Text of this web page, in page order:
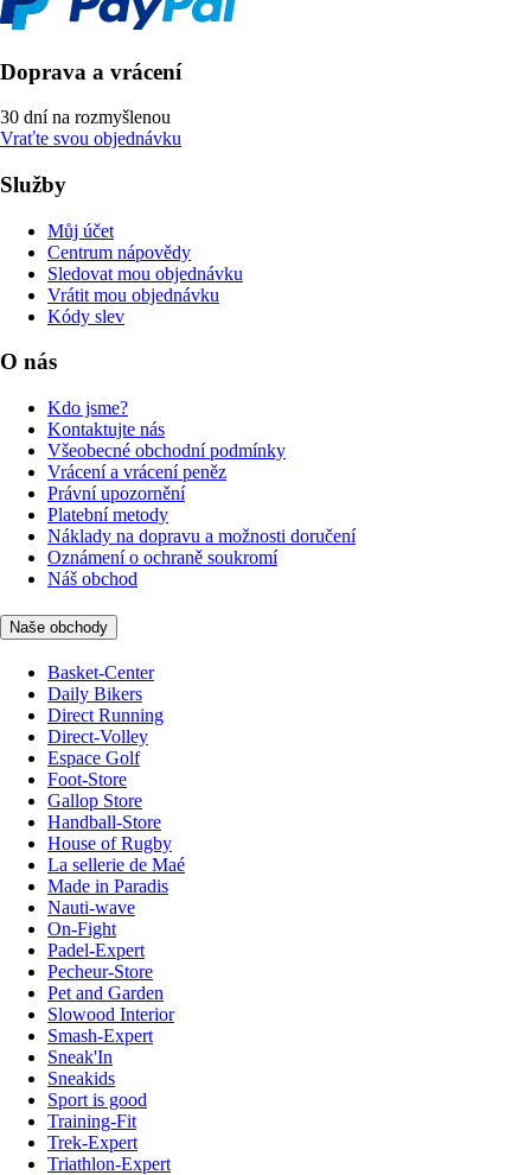
Doprava a vrácení
30 dní na rozmyšlenou
Vraťte svou objednávku
Služby
Můj účet
Centrum nápovědy
Sledovat mou objednávku
Vrátit mou objednávku
Kódy slev
O nás
Kdo jsme?
Kontaktujte nás
Všeobecné obchodní podmínky
Vrácení a vrácení peněz
Právní upozornění
Platební metody
Náklady na dopravu a možnosti doručení
Oznámení o ochraně soukromí
Náš obchod
Naše obchody
Basket-Center
Daily Bikers
Direct Running
Direct-Volley
Espace Golf
Foot-Store
Gallop Store
Handball-Store
House of Rugby
La sellerie de Maé
Made in Paradis
Nauti-wave
On-Fight
Padel-Expert
Pecheur-Store
Pet and Garden
Slowood Interior
Smash-Expert
Sneak'In
Sneakids
Sport is good
Training-Fit
Trek-Expert
Triathlon-Expert